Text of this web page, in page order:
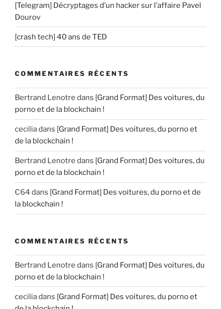
[Telegram] Décryptages d’un hacker sur l’affaire Pavel
Dourov
[crash tech] 40 ans de TED
COMMENTAIRES RÉCENTS
Bertrand Lenotre dans [Grand Format] Des voitures, du
porno et de la blockchain !
ceciliadans [Grand Format] Des voitures, du porno et
de la blockchain !
Bertrand Lenotre dans [Grand Format] Des voitures, du
porno et de la blockchain !
C64 dans [Grand Format] Des voitures, du porno et de
la blockchain !
COMMENTAIRES RÉCENTS
Bertrand Lenotre dans [Grand Format] Des voitures, du
porno et de la blockchain !
ceciliadans [Grand Format] Des voitures, du porno et